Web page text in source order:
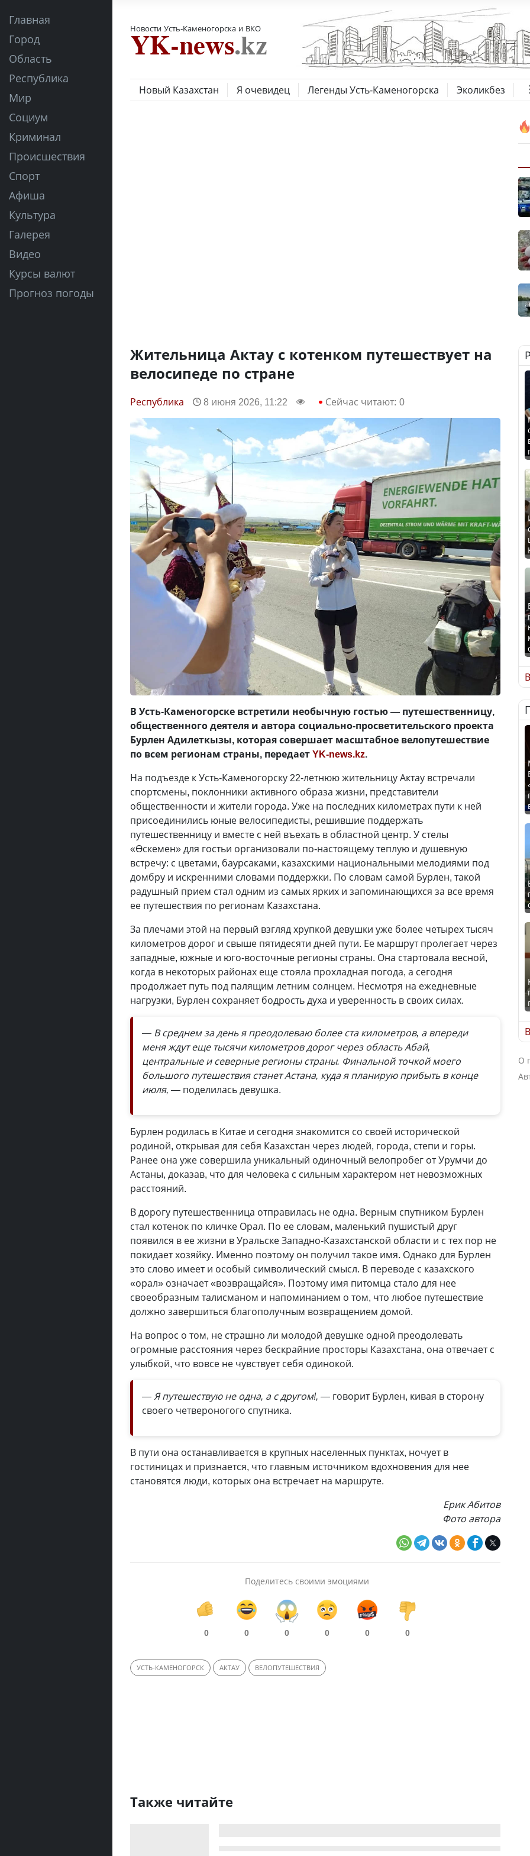
Главная
Город
Область
Республика
Мир
Социум
Криминал
Происшествия
Спорт
Афиша
Культура
Галерея
Видео
Курсы валют
Прогноз погоды
Новости Усть-Каменогорска и ВКО
Новый Казахстан Я очевидец Легенды Усть-Каменогорска Эколикбез
Жительница Актау с котенком путешествует на
велосипеде по стране
Республика 8 июня 2026, 11:22 Сейчас читают: 0
В Усть-Каменогорске встретили необычную гостью — путешественницу,
общественного деятеля и автора социально-просветительского проекта
Бурлен Адилеткызы, которая совершает масштабное велопутешествие
по всем регионам страны, передаетYK-news.kz.
На подъезде к Усть-Каменогорску 22-летнюю жительницу Актау встречали
спортсмены, поклонники активного образа жизни, представители
общественности и жители города. Уже на последних километрах пути к ней
присоединились юные велосипедисты, решившие поддержать
путешественницу и вместе с ней въехать в областной центр. У стелы
«Өскемен» для гостьи организовали по-настоящему теплую и душевную
встречу: с цветами, баурсаками, казахскими национальными мелодиями под
домбру и искренними словами поддержки. По словам самой Бурлен, такой
радушный прием стал одним из самых ярких и запоминающихся за все время
ее путешествия по регионам Казахстана.
За плечами этой на первый взгляд хрупкой девушки уже более четырех тысяч
километров дорог и свыше пятидесяти дней пути. Ее маршрут пролегает через
западные, южные и юго-восточные регионы страны. Она стартовала весной,
когда в некоторых районах еще стояла прохладная погода, а сегодня
продолжает путь под палящим летним солнцем. Несмотря на ежедневные
нагрузки, Бурлен сохраняет бодрость духа и уверенность в своих силах.
— В среднем за день я преодолеваю более ста километров, а впереди
меня ждут еще тысячи километров дорог через область Абай,
центральные и северные регионы страны. Финальной точкой моего
большого путешествия станет Астана, куда я планирую прибыть в конце
июля, — поделилась девушка.
Бурлен родилась в Китае и сегодня знакомится со своей исторической
родиной, открывая для себя Казахстан через людей, города, степи и горы.
Ранее она уже совершила уникальный одиночный велопробег от Урумчи до
Астаны, доказав, что для человека с сильным характером нет невозможных
расстояний.
В дорогу путешественница отправилась не одна. Верным спутником Бурлен
стал котенок по кличке Орал. По ее словам, маленький пушистый друг
появился в ее жизни в Уральске Западно-Казахстанской области и с тех пор не
покидает хозяйку. Именно поэтому он получил такое имя. Однако для Бурлен
это слово имеет и особый символический смысл. В переводе с казахского
«орал» означает «возвращайся». Поэтому имя питомца стало для нее
своеобразным талисманом и напоминанием о том, что любое путешествие
должно завершиться благополучным возвращением домой.
На вопрос о том, не страшно ли молодой девушке одной преодолевать
огромные расстояния через бескрайние просторы Казахстана, она отвечает с
улыбкой, что вовсе не чувствует себя одинокой.
— Я путешествую не одна, а с другом!, — говорит Бурлен, кивая в сторону
своего четвероногого спутника.
В пути она останавливается в крупных населенных пунктах, ночует в
гостиницах и признается, что главным источником вдохновения для нее
становятся люди, которых она встречает на маршруте.
Ерик Абитов
Фото автора
Поделитесь своими эмоциями
0 0 0 0 0 0
УСТЬ-КАМЕНОГОРСК АКТАУ ВЕЛОПУТЕШЕСТВИЯ
Также читайте
О